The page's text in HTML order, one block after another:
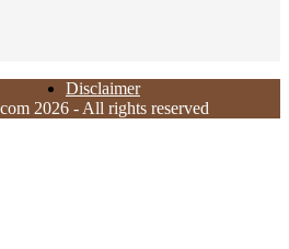
Disclaimer
2026 - All rights reserved